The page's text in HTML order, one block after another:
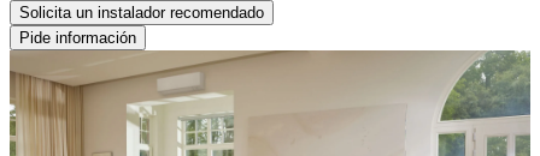
Solicita un instalador recomendado
Pide información